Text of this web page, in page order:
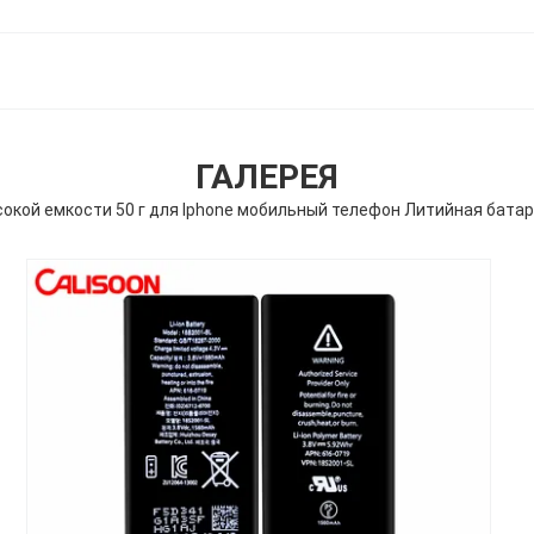
ГАЛЕРЕЯ
емкости 50 г для Iphone мобильный телефон Литийная